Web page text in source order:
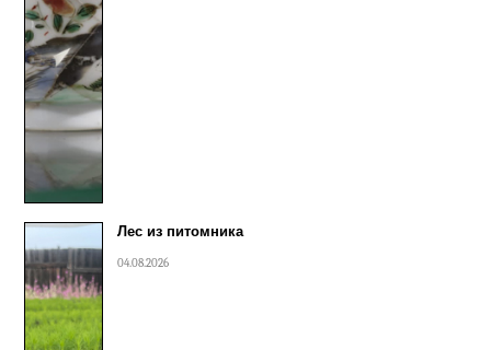
Лес из питомника
04.08.2026